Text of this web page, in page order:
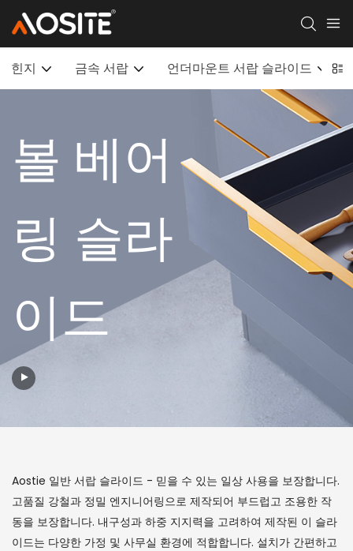
힌지 금속 서랍 언더마운트 서랍 슬라이드
볼 베어
링 슬라
이드
Aostie 일반 서랍 슬라이드 - 믿을 수 있는 일상 사용을 보장합니다.
고품질 강철과 정밀 엔지니어링으로 제작되어 부드럽고 조용한 작
동을 보장합니다. 내구성과 하중 지지력을 고려하여 제작된 이 슬라
이드는 다양한 가정 및 사무실 환경에 적합합니다. 설치가 간편하고